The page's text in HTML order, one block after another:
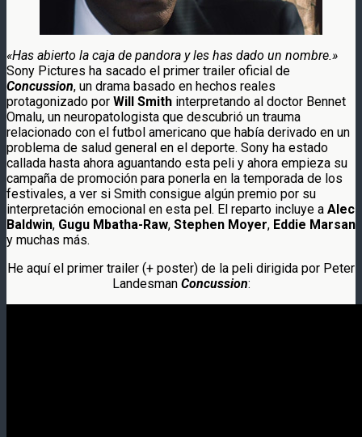
«Has abierto la caja de pandora y les has dado un nombre.»
Sony Pictures ha sacado el primer trailer oficial de
Concussion, un drama basado en hechos reales
protagonizado por Will Smith interpretando al doctor Bennet
Omalu, un neuropatologista que descubrió un trauma
relacionado con el futbol americano que había derivado en un
problema de salud general en el deporte. Sony ha estado
callada hasta ahora aguantando esta peli y ahora empieza su
campaña de promoción para ponerla en la temporada de los
festivales, a ver si Smith consigue algún premio por su
interpretación emocional en esta pel. El reparto incluye a Alec
Baldwin, Gugu Mbatha-Raw, Stephen Moyer, Eddie Marsan
y muchas más.
He aquí el primer trailer (+ poster) de la peli dirigida por Peter
Landesman Concussion: